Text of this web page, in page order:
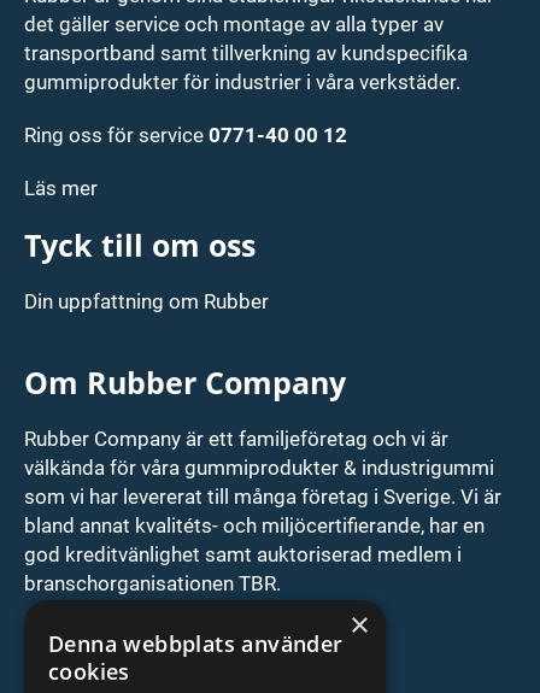
det gäller service och montage av alla typer av
transportband samt tillverkning av kundspecifika
gummiprodukter för industrier i våra verkstäder.
Ring oss för service0771-40 00 12
Läs mer
Tyck till om oss
Din uppfattning om Rubber
Om Rubber Company
Rubber Company är ett familjeföretag och vi är
välkända för våra gummiprodukter & industrigummi
som vi har levererat till många företag i Sverige. Vi är
bland annat kvalitéts- och miljöcertifierande, har en
god kreditvänlighet samt auktoriserad medlem i
branschorganisationen TBR.
ISO9001/ISO14001 cert
Auktoriserat vulkföretag
×
Denna webbplats använder
cookies